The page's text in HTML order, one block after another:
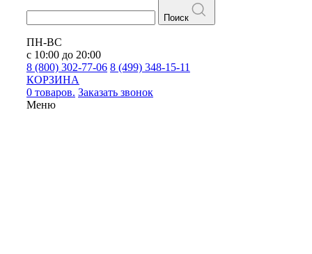
Поиск
ПН-ВС
с 10:00 до 20:00
8 (800) 302-77-06 8 (499) 348-15-11
КОРЗИНА
0 товаров. Заказать звонок
Меню